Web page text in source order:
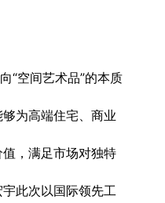
“空间艺术品”的本质
为高端住宅、商业
，满足市场对独特
此次以国际领先工